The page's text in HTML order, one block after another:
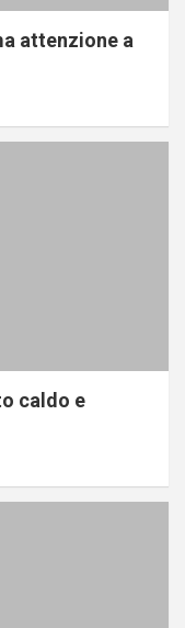
attenzione a
caldo e